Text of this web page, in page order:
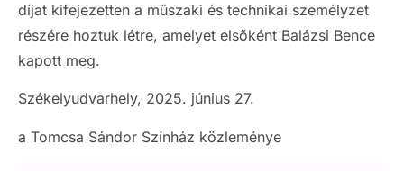
díjat kifejezetten a műszaki és technikai személyzet
részére hoztuk létre, amelyet elsőként Balázsi Bence
kapott meg.
Székelyudvarhely, 2025. június 27.
a Tomcsa Sándor Színház közleménye